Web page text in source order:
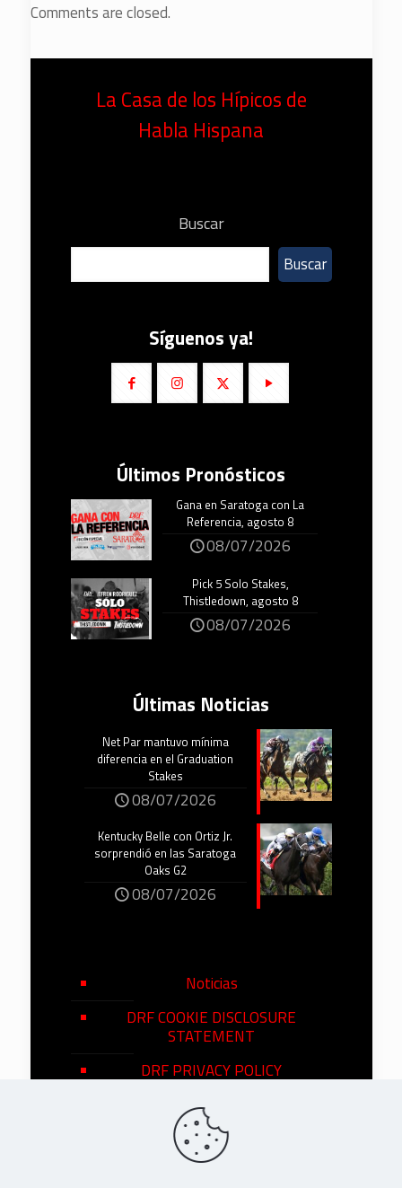
Comments are closed.
La Casa de los Hípicos de
Habla Hispana
Buscar
Buscar
Síguenos ya!
Últimos Pronósticos
Gana en Saratoga con La
Referencia, agosto 8
08/07/2026
Pick 5 Solo Stakes,
Thistledown, agosto 8
08/07/2026
Últimas Noticias
Net Par mantuvo mínima
diferencia en el Graduation
Stakes
08/07/2026
Kentucky Belle con Ortiz Jr.
sorprendió en las Saratoga
Oaks G2
08/07/2026
Noticias
DRF COOKIE DISCLOSURE
STATEMENT
DRF PRIVACY POLICY